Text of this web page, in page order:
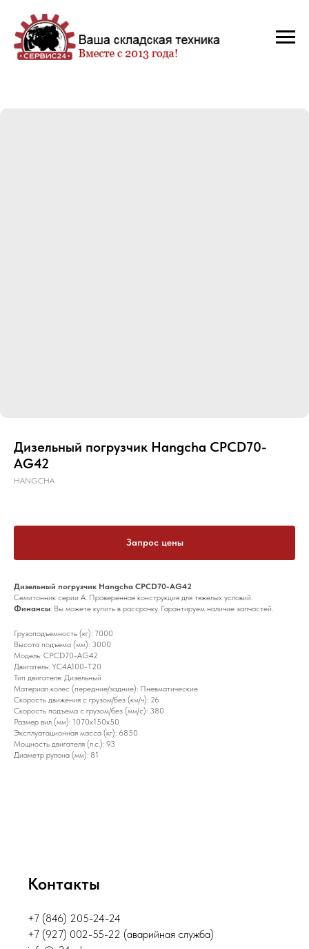
Дизельный погрузчик Hangcha CPCD70-
AG42
HANGCHA
Запрос цены
Дизельный погрузчик Hangcha CPCD70-AG42
Семитонник серии A. Проверенная конструкция для тяжелых условий.
Финансы: Вы можете купить в рассрочку. Гарантируем наличие запчастей.
Грузоподъемность (кг): 7000
Высота подъема (мм): 3000
Модель: CPCD70-AG42
Двигатель: YC4A100-T20
Тип двигателя: Дизельный
Материал колес (передние/задние): Пневматические
Скорость движения с грузом/без (км/ч): 26
Скорость подъема с грузом/без (мм/с): 380
Размер вил (мм): 1070x150x50
Эксплуатационная масса (кг): 6850
Мощность двигателя (л.с.): 93
Диаметр рулона (мм): 81
Контакты
+7 (846) 205-24-24
+7 (927) 002-55-22 (аварийная служба)